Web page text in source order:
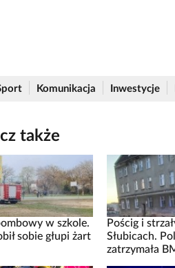
Komunikacja Inwestycje
także
w szkole.
sobie głupi żart
Pościg i
Słubicach.
zatrzymała